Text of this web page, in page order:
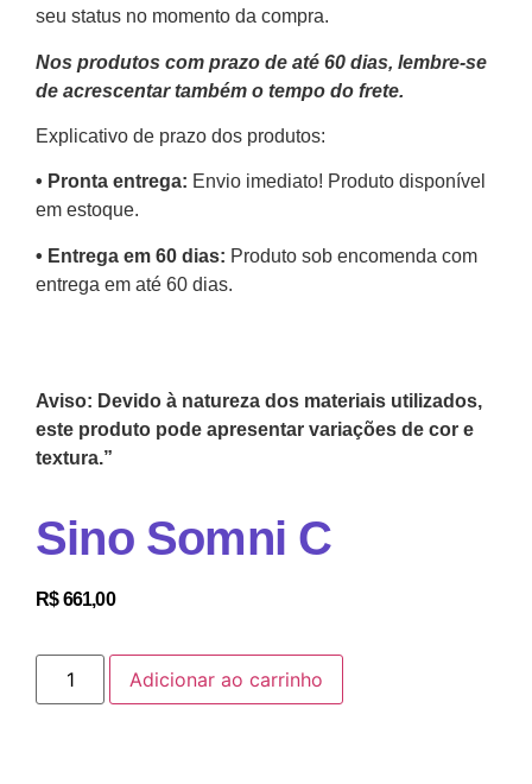
seu status no momento da compra.
Nos produtos com prazo de até 60 dias, lembre-se
de acrescentar também o tempo do frete.
Explicativo de prazo dos produtos:
•⁠ ⁠Pronta entrega: Envio imediato! Produto disponível
em estoque.
•⁠ Entrega em 60 dias: Produto sob encomenda com
entrega em até 60 dias.
Aviso: Devido à natureza dos materiais utilizados,
este produto pode apresentar variações de cor e
textura.”
Sino Somni C
R$661,00
Adicionar ao carrinho